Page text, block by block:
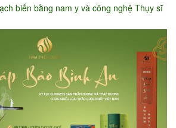
hồi vùng da bị bạch biến bằng nam y và công nghệ Thụy sĩ